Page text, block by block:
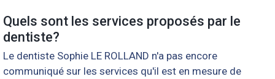
Quels sont les services proposés par le
dentiste?
Le dentiste Sophie LE ROLLAND n'a pas encore
communiqué sur les services qu'il est en mesure de